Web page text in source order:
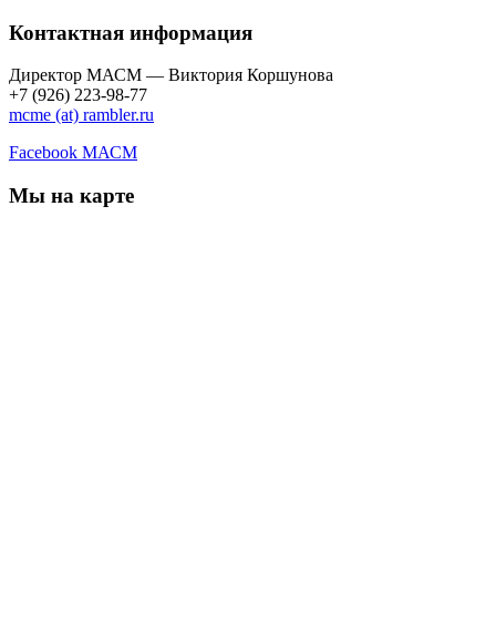
Контактная информация
Директор МАСМ — Виктория Коршунова
+7 (926) 223-98-77
mcme (at) rambler.ru
Facebook МАСМ
Мы на карте